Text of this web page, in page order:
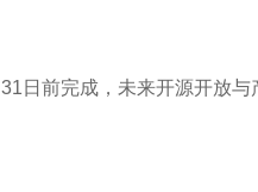
日前完成，未来开源开放与